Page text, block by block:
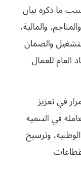
ما ذكره بيان
والمالية،
والضمان
العام للعمال
في تعزيز
في التنمية
وترسيخ